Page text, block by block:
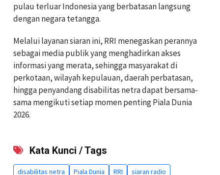
pulau terluar Indonesia yang berbatasan langsung
dengan negara tetangga.
Melalui layanan siaran ini, RRI menegaskan perannya
sebagai media publik yang menghadirkan akses
informasi yang merata, sehingga masyarakat di
perkotaan, wilayah kepulauan, daerah perbatasan,
hingga penyandang disabilitas netra dapat bersama-
sama mengikuti setiap momen penting Piala Dunia
2026.
Kata Kunci / Tags
disabilitas netra Piala Dunia RRI siaran radio